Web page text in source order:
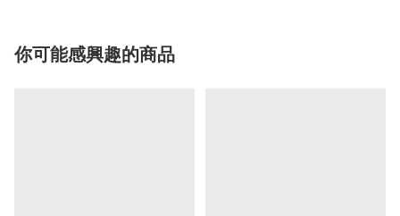
你可能感興趣的商品